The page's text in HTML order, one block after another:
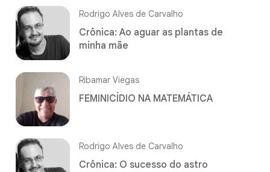
Rodrigo Alves de Carvalho
Crônica: Ao aguar as plantas de
minha mãe
Ribamar Viegas
FEMINICÍDIO NA MATEMÁTICA
Rodrigo Alves de Carvalho
Crônica: O sucesso do astro